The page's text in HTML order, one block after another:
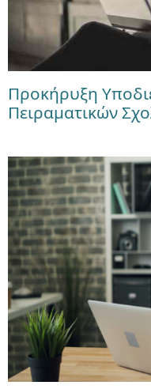
Προκήρυξη
Πειραματικών